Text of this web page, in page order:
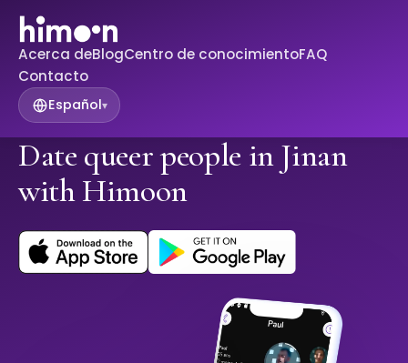
Acerca deBlogCentro de conocimientoFAQ
Contacto
Español▾
Date queer people in Jinan
with Himoon